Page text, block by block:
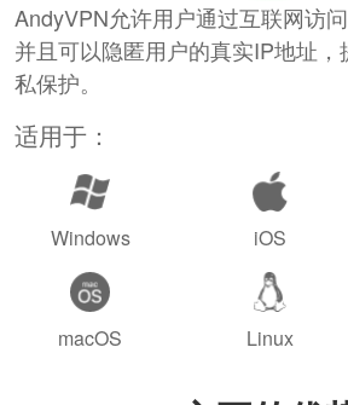
AndyVPN允许用户通过互联网访
并且可以隐匿用户的真实IP地址
私保护。
适用于：
Windows iOS
macOS Linux